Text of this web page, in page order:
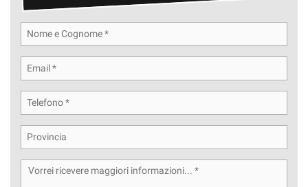
Cookie delle preferenze
Cookie per il miglioramento dell'esperienza utente